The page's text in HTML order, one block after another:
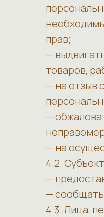
прав;
—
товаров,
— на отзыв
—
— на
4.2.
—
—
4.3. Лица,